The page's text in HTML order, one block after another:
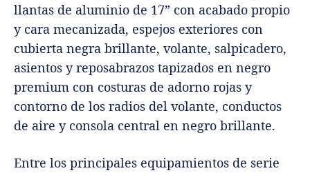
llantas de aluminio de 17” con acabado propio
y cara mecanizada, espejos exteriores con
cubierta negra brillante, volante, salpicadero,
asientos y reposabrazos tapizados en negro
premium con costuras de adorno rojas y
contorno de los radios del volante, conductos
de aire y consola central en negro brillante.
Entre los principales equipamientos de serie